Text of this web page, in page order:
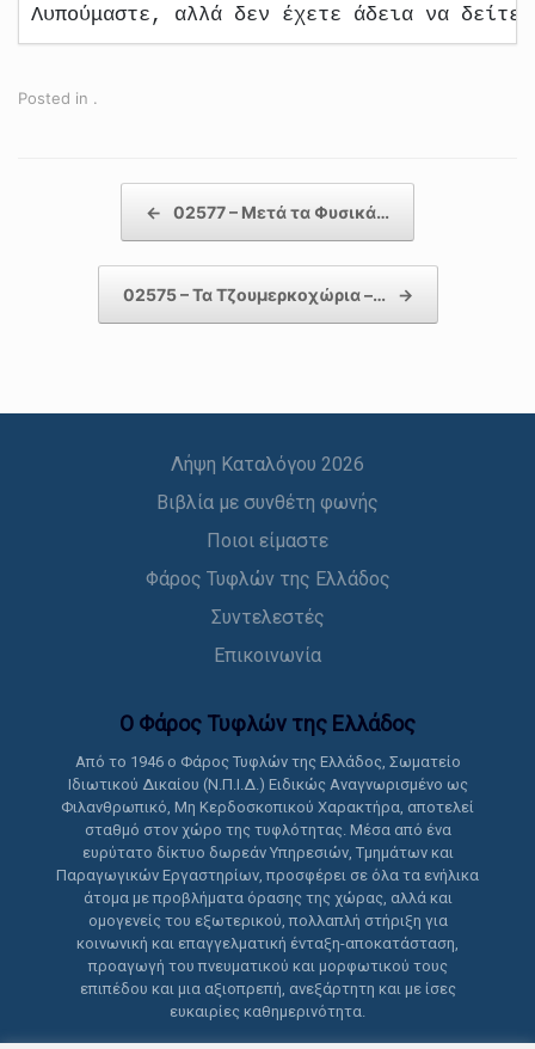
Λυπούμαστε, αλλά δεν έχετε άδεια να δείτε
Posted in .
← 02577 – Μετά τα Φυσικά…
02575 – Τα Τζουμερκοχώρια –… →
Λήψη Καταλόγου 2026
Βιβλία με συνθέτη φωνής
Ποιοι είμαστε
Φάρος Τυφλών της Ελλάδος
Συντελεστές
Επικοινωνία
Ο Φάρος Τυφλών της Ελλάδoς
Από το 1946 ο Φάρος Τυφλών της Ελλάδος, Σωματείο
Ιδιωτικού Δικαίου (Ν.Π.Ι.Δ.) Ειδικώς Αναγνωρισμένο ως
Φιλανθρωπικό, Μη Κερδοσκοπικού Χαρακτήρα, αποτελεί
σταθμό στον χώρο της τυφλότητας. Μέσα από ένα
ευρύτατο δίκτυο δωρεάν Υπηρεσιών, Τμημάτων και
Παραγωγικών Εργαστηρίων, προσφέρει σε όλα τα ενήλικα
άτομα με προβλήματα όρασης της χώρας, αλλά και
ομογενείς του εξωτερικού, πολλαπλή στήριξη για
κοινωνική και επαγγελματική ένταξη-αποκατάσταση,
προαγωγή του πνευματικού και μορφωτικού τους
επιπέδου και μια αξιοπρεπή, ανεξάρτητη και με ίσες
ευκαιρίες καθημερινότητα.